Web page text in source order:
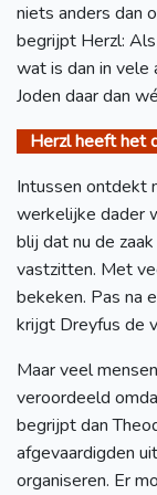
niets anders dan
begrijpt Herzl: Als
wat is dan in vele
Joden daar dan
Herzl heeft het
Intussen ontdekt
werkelijke dader
blij dat nu de
vastzitten. Met
bekeken. Pas na
krijgt Dreyfus de
Maar veel
veroordeeld
begrijpt dan
afgevaardigden
organiseren. Er